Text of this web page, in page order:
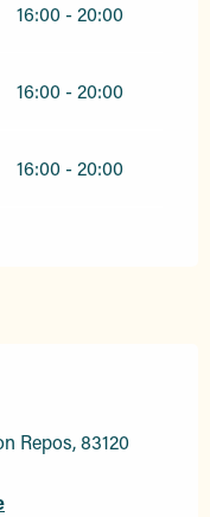
16:00 - 20:00
16:00 - 20:00
16:00 - 20:00
Repos, 83120